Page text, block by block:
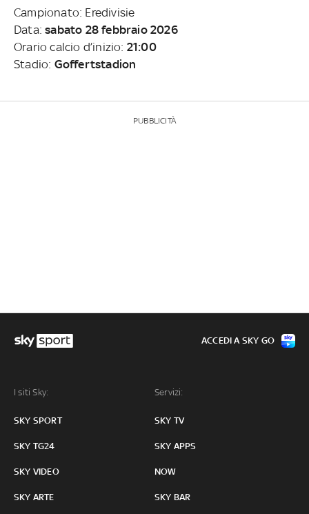
Campionato: Eredivisie
Data:sabato 28 febbraio 2026
Orario calcio d’inizio: 21:00
Stadio: Goffertstadion
PUBBLICITÀ
I siti Sky:
SKY SPORT
SKY TG24
SKY VIDEO
SKY ARTE
Servizi:
SKY TV
SKY APPS
NOW
SKY BAR
ACCEDI A SKY GO